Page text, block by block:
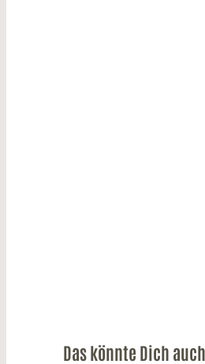
Das könnte Dich